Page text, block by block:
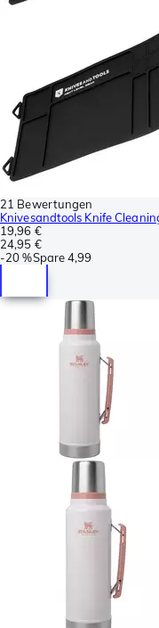
21 Bewertungen
Knivesandtools Knife
19,96 €
24,95 €
-20 %Spare4,99